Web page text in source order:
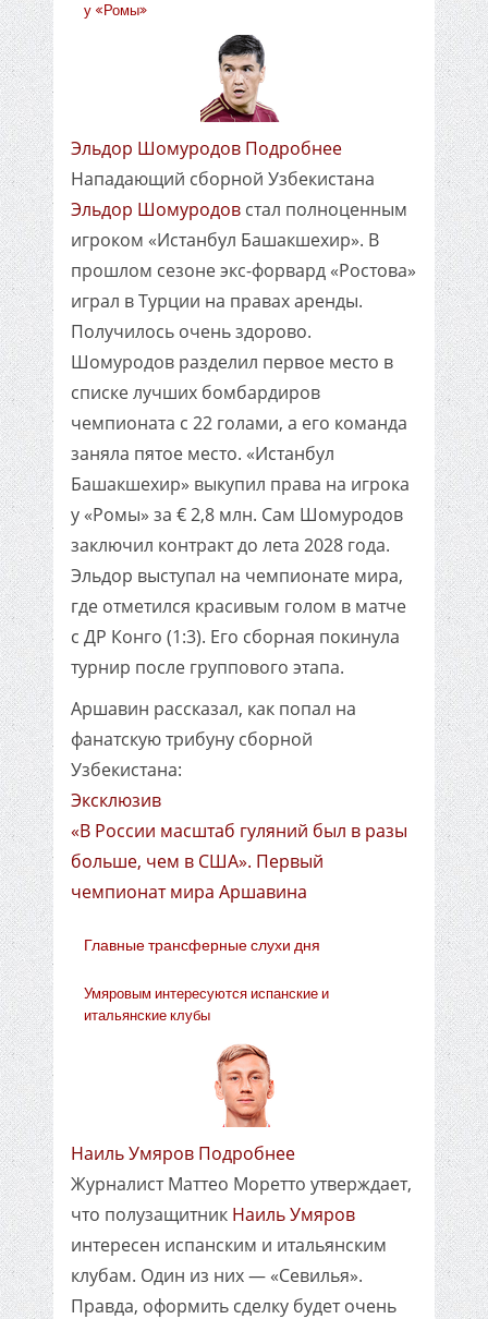
у «Ромы»
Эльдор Шомуродов Подробнее
Нападающий сборной Узбекистана
Эльдор Шомуродов стал полноценным
игроком «Истанбул Башакшехир». В
прошлом сезоне экс-форвард «Ростова»
играл в Турции на правах аренды.
Получилось очень здорово.
Шомуродов разделил первое место в
списке лучших бомбардиров
чемпионата с 22 голами, а его команда
заняла пятое место. «Истанбул
Башакшехир» выкупил права на игрока
у «Ромы» за € 2,8 млн. Сам Шомуродов
заключил контракт до лета 2028 года.
Эльдор выступал на чемпионате мира,
где отметился красивым голом в матче
с ДР Конго (1:3). Его сборная покинула
турнир после группового этапа.
Аршавин рассказал, как попал на
фанатскую трибуну сборной
Узбекистана:
Эксклюзив
«В России масштаб гуляний был в разы
больше, чем в США». Первый
чемпионат мира Аршавина
Главные трансферные слухи дня
Умяровым интересуются испанские и
итальянские клубы
Наиль Умяров Подробнее
Журналист Маттео Моретто утверждает,
что полузащитник Наиль Умяров
интересен испанским и итальянским
клубам. Один из них — «Севилья».
Правда, оформить сделку будет очень